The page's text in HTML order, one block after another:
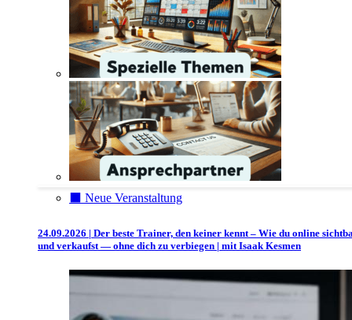
⬛️ Neue Veranstaltung
24.09.2026 | Der beste Trainer, den keiner kennt – Wie du online
und verkaufst — ohne dich zu verbiegen | mit Isaak Kesmen